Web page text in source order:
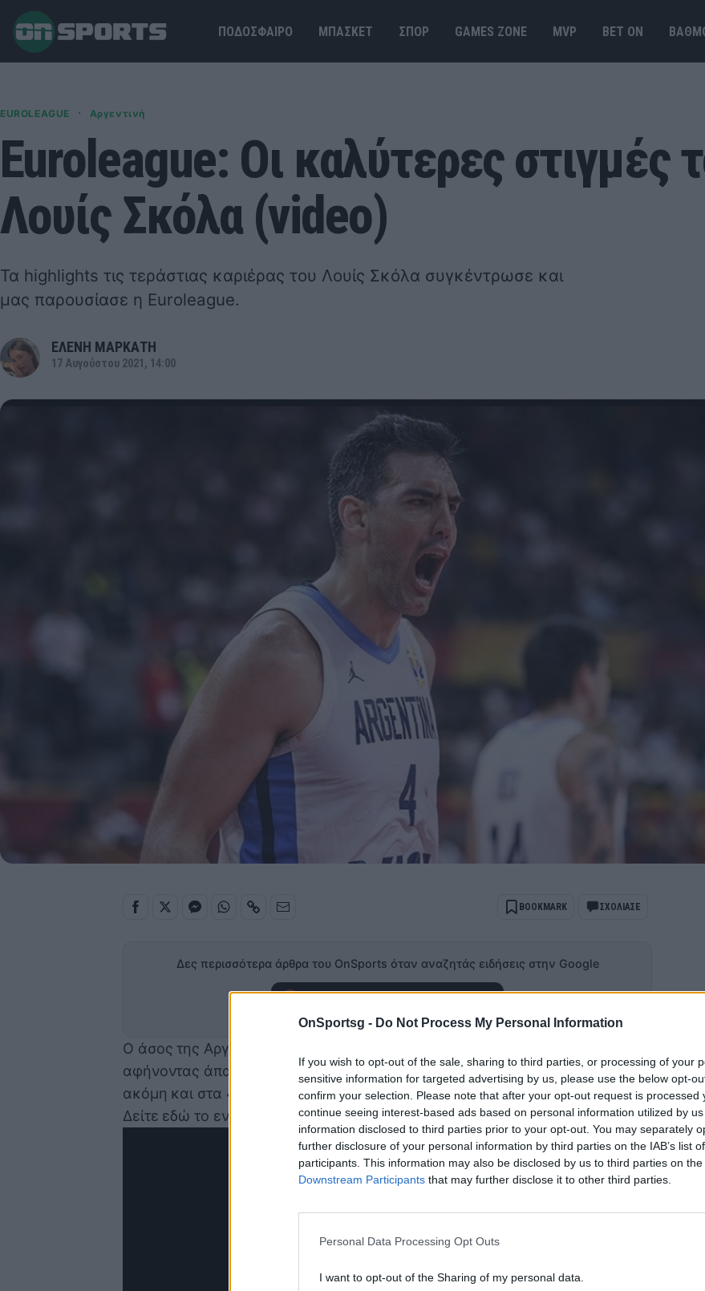
OnSportsg - Do Not Process My Personal Information
If you wish to opt-out of the sale, sharing to third parties, or processing of your
sensitive information for targeted advertising by us, please use the below opt-
confirm your selection. Please note that after your opt-out request is processed
continue seeing interest-based ads based on personal information utilized by
information disclosed to third parties prior to your opt-out. You may separately
further disclosure of your personal information by third parties on the IAB’s list
participants. This information may also be disclosed by us to third parties on the
Downstream Participants that may further disclose it to other third parties.
Personal Data Processing Opt Outs
I want to opt-out of the Sharing of my personal data.
ΠΟΔΟΣΦΑΙΡΟ ΜΠΑΣΚΕΤ ΣΠΟΡ GAMES ΖΟΝΕ MVP BET ΟΝ
EUROLEAGUE · Αργεντινή
Euroleague: Οι καλύτερες στιγμές
Λουίς Σκόλα (video)
Τα highlights τις τεράστιας καριέρας του Λουίς Σκόλα συγκέντρωσε και
μας παρουσίασε η Euroleague.
ΕΛΕΝΗ ΜΑΡΚΑΤΗ
17 Αυγούστου 2021, 14:00
BOOKMARK ΣΧΟΛΙΑΣΕ
Δες περισσότερα άρθρα του OnSports όταν αναζητάς ειδήσεις στην Google
Προσθήκη ως προτιμώμενη πηγή
Ο άσος της Αργεντινής έχει χαράξει το όνομα του στην ιστορία του μπάσκετ
αφήνοντας άπαντες εντυπωισασμένους από τις εξαιρετικές επιδόσεις του
ακόμη και στα 41 του χρόνια.
Δείτε εδώ το εντυπωσιακό βίντεο: